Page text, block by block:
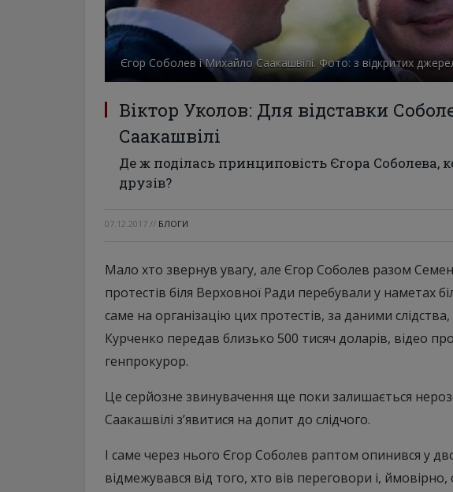
Єгор Соболев і Михайло Саакашвілі. Фото: з відкритих
Віктор Уколов: Для відставки
Саакашвілі
Де ж поділась принциповість Єгора Соболева,
друзів?
07.12.2017 // БЛОГИ
Мало хто звернув увагу, але Єгор Соболев разом
протестів біля Верховної Ради перебували у наметах
саме на організацію цих протестів, за даними
Курченко передав близько 500 тисяч доларів, відео
генпрокурор.
Це серйозне звинувачення ще поки залишається
Саакашвілі з’явитися на допит до слідчого.
І саме через нього Єгор Соболев раптом опинився у
відмежувався від того, хто вів переговори і,